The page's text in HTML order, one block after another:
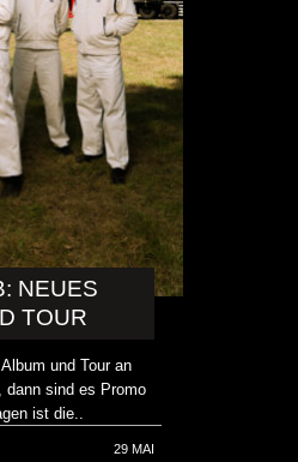
NEUES
TOUR
und Tour an
dann sind es Promo
ist die..
29 MAI